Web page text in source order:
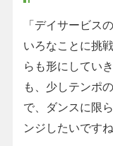
「デイサービス
いろなことに挑
らも形にしてい
も、少しテンポ
で、ダンスに限
ンジしたいですね